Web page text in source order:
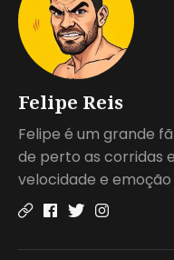
Felipe Reis
Felipe é um grande
de perto as corridas
velocidade e